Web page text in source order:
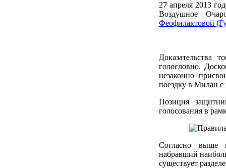
27 апреля 2013
Воздушное
Феофилактовой
Доказательства
голословно.
незаконно
поездку в Милан с
Позиция
голосования в
Cогласно выше
набравший
существует